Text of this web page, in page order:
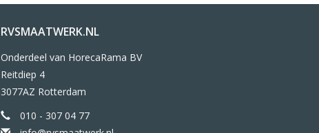
RVSMAATWERK.NL
Onderdeel van HorecaRama BV
Reitdiep 4
3077AZ Rotterdam
010 - 307 04 77